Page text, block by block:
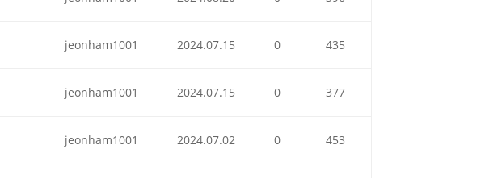
jeonham1001 2024.07.15 0 435
jeonham1001 2024.07.15 0 377
jeonham1001 2024.07.02 0 453